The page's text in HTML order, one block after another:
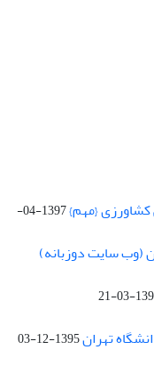
کشاورزی {مهم}
1397-04-
(وب سایت دوزبانه)
1397-
تهران1395-12-03